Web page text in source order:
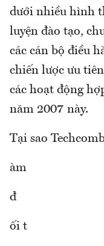
dưới nhiều hình
luyện đào tạo,
các cán bộ điều
chiến lược ưu
các hoạt động
năm 2007 này.
Tại sao
àm
đ
ối t